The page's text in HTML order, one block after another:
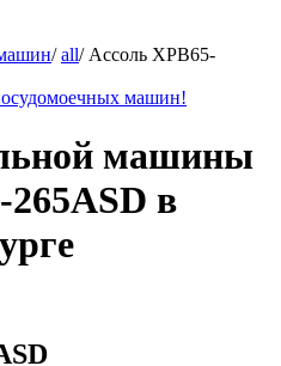
/all/ Ассоль XPB65-
машины
в